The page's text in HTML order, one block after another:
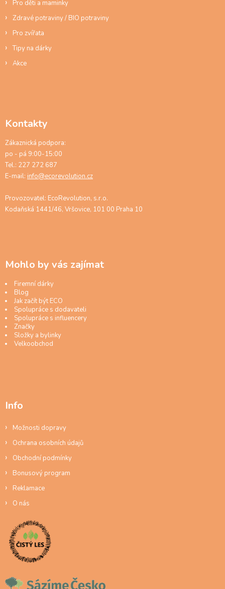
Pro děti a maminky
Zdravé potraviny / BIO potraviny
Pro zvířata
Tipy na dárky
Akce
Kontakty
Zákaznická podpora:
po - pá 9:00-15:00
Tel.: 227 272 687
E-mail: info@ecorevolution.cz
Provozovatel: EcoRevolution, s.r.o.
Kodaňská 1441/46, Vršovice, 101 00 Praha 10
Mohlo by vás zajímat
Firemní dárky
Blog
Jak začít být ECO
Spolupráce s dodavateli
Spolupráce s influencery
Značky
Složky a bylinky
Velkoobchod
Info
Možnosti dopravy
Ochrana osobních údajů
Obchodní podmínky
Bonusový program
Reklamace
O nás